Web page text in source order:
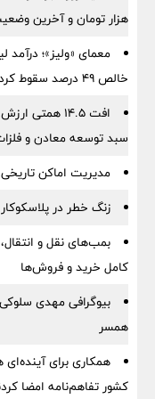
هزار تومان و آخرین
خالص ۴۹ درصد سقوط کرد
افت ۱۴.۵
سبد توسعه معادن و
مدیریت اماکن
زنگ خطر در پلاسکوکار
بمب‌های نقل و
کامل خرید و فروش‌ها
بیوگرافی مهدی
همسر
همکاری برای
کشور تفاهم‌نامه امضا